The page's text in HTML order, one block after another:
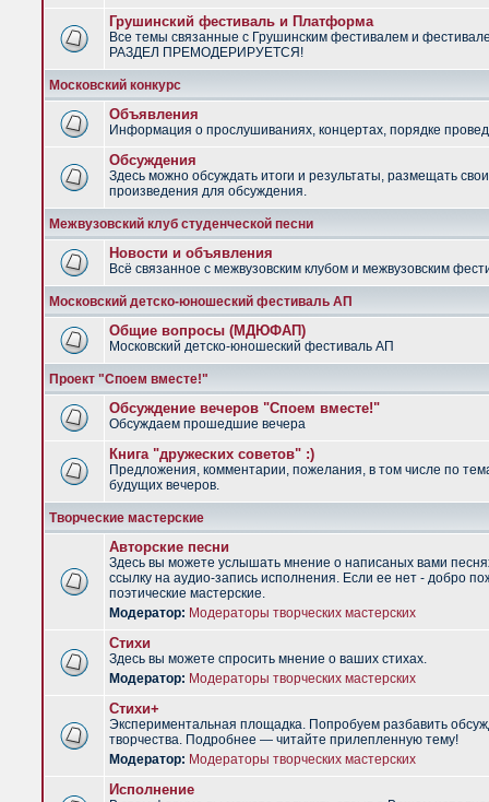
Грушинский фестиваль и Платформа
Все темы связанные с Грушинским фестивалем и
РАЗДЕЛ ПРЕМОДЕРИРУЕТСЯ!
Московский конкурс
Объявления
Информация о прослушиваниях, концертах, порядке
Обсуждения
Здесь можно обсуждать итоги и результаты, размещать
произведения для обсуждения.
Межвузовский клуб студенческой песни
Новости и объявления
Всё связанное с межвузовским клубом и межвузовским
Московский детско-юношеский фестиваль АП
Общие вопросы (МДЮФАП)
Московский детско-юношеский фестиваль АП
Проект "Споем вместе!"
Обсуждение вечеров "Споем вместе!"
Обсуждаем прошедшие вечера
Книга "дружеских советов" :)
Предложения, комментарии, пожелания, в том числе по
будущих вечеров.
Творческие мастерские
Авторские песни
Здесь вы можете услышать мнение о написаных вами
ссылку на аудио-запись исполнения. Если ее нет - добро
поэтические мастерские.
Модератор: Модераторы творческих мастерских
Стихи
Здесь вы можете спросить мнение о ваших стихах.
Модератор: Модераторы творческих мастерских
Стихи+
Экспериментальная площадка. Попробуем разбавить
творчества. Подробнее — читайте прилепленную тему!
Модератор: Модераторы творческих мастерских
Исполнение